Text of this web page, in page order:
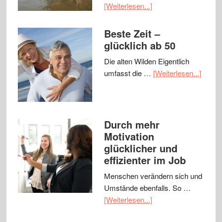
[Weiterlesen...]
Beste Zeit –
glücklich ab 50
Die alten Wilden Eigentlich
umfasst die … [Weiterlesen...]
Durch mehr
Motivation
glücklicher und
effizienter im Job
Menschen verändern sich und
Umstände ebenfalls. So …
[Weiterlesen...]